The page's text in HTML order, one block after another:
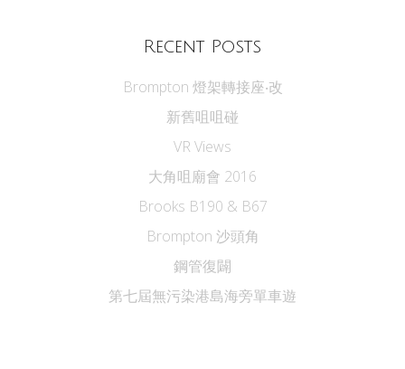
Recent Posts
Brompton 燈架轉接座‧改
新舊咀咀碰
VR Views
大角咀廟會 2016
Brooks B190 & B67
Brompton 沙頭角
鋼管復闢
第七屆無污染港島海旁單車遊